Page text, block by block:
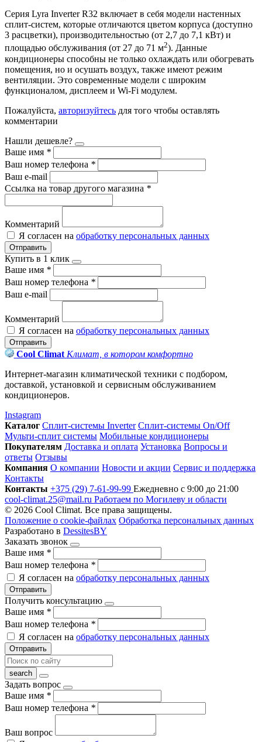
Серия Lyra Inverter R32 включает в себя модели настенных
сплит-систем, которые отличаются цветом корпуса (доступно
3 расцветки), производительностью (от 2,7 до 7,1 кВт) и
площадью обслуживания (от 27 до 71 м2). Данные
кондиционеры способны не только охлаждать или обогревать
помещения, но и осушать воздух, также имеют режим
вентиляции. Это современные модели с широким
функционалом, дисплеем и Wi-Fi модулем.
Пожалуйста, авторизуйтесь для того чтобы оставлять
комментарии
Нашли дешевле?
Ваше имя *
Ваш номер телефона *
Ваш e-mail
Ссылка на товар другого магазина *
Комментарий
Я согласен на обработку персональных данных
Отправить
Купить в 1 клик
Ваше имя *
Ваш номер телефона *
Ваш e-mail
Комментарий
Я согласен на обработку персональных данных
Отправить
Cool Climat Климат, в котором комфортно
Интернет-магазин климатической техники с подбором,
доставкой, установкой и сервисным обслуживанием
кондиционеров.
Instagram
Каталог Сплит-системы Inverter Сплит-системы On/Off
Мульти-сплит системы Мобильные кондиционеры
Покупателям Доставка и оплата Установка Вопросы и
ответы Отзывы
Компания О компании Новости и акции Сервис и поддержка
Контакты
Контакты +375 (29) 7-61-99-99 Ежедневно с 9:00 до 21:00
cool-climat.25@mail.ru Работаем по Могилеву и области
© 2026 Cool Climat. Все права защищены.
Положение о cookie-файлах Обработка персональных данных
Разработано в DessitesBY
Заказать звонок
Ваше имя *
Ваш номер телефона *
Я согласен на обработку персональных данных
Отправить
Получить консультацию
Ваше имя *
Ваш номер телефона *
Я согласен на обработку персональных данных
Отправить
Задать вопрос
Ваше имя *
Ваш номер телефона *
Ваш вопрос